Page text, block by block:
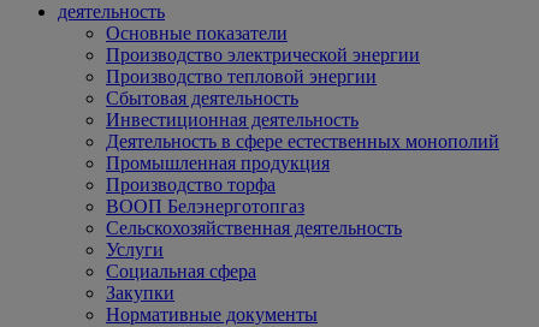
деятельность
Основные показатели
Производство электрической энергии
Производство тепловой энергии
Сбытовая деятельность
Инвестиционная деятельность
Деятельность в сфере естественных монополий
Промышленная продукция
Производство торфа
ВООП Белэнерготопгаз
Сельскохозяйственная деятельность
Услуги
Социальная сфера
Закупки
Нормативные документы